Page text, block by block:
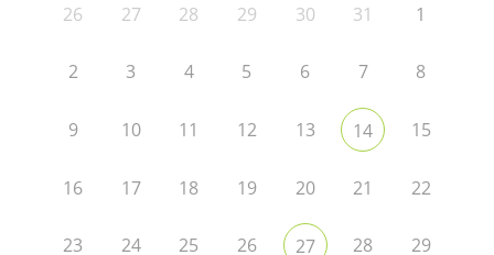
26 27 28 29 30 31 1
2 3 4 5 6 7 8
9 10 11 12 13 14 15
16 17 18 19 20 21 22
23 24 25 26 27 28 29